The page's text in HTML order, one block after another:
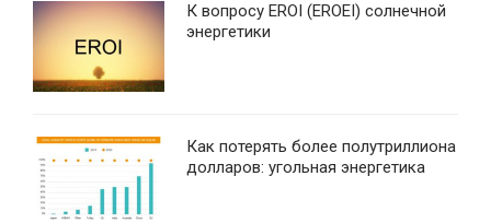
К вопросу EROI (EROEI) солнечной
энергетики
Как потерять более полутриллиона
долларов: угольная энергетика